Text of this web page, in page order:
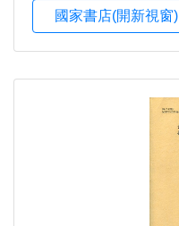
國家書店(開新視窗)